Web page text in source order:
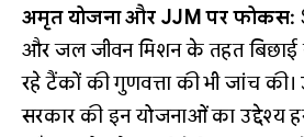
अमृत योजना और JJM पर फोकस:
और जल जीवन मिशन के तहत बिछाई
रहे टैंकों की गुणवत्ता की भी जांच की।
सरकार की इन योजनाओं का उद्देश्य